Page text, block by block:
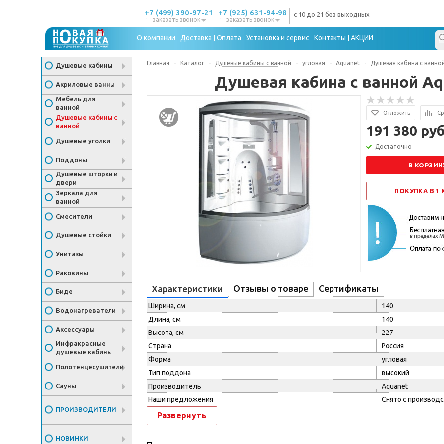
+7 (499) 390-97-21
заказать звонок
+7 (925) 631-94-98
заказать звонок
с 10 до 21 без выходных
О компании Доставка Оплата Установка и сервис Контакты АКЦИИ
Душевые кабины
Акриловые ванны
Мебель для
ванной
Душевые кабины с
ванной
Душевые уголки
Поддоны
Душевые шторки и
двери
Зеркала для
ванной
Смесители
Душевые стойки
Унитазы
Раковины
Биде
Водонагреватели
Аксессуары
Инфракрасные
душевые кабины
Полотенцесушители
Сауны
ПРОИЗВОДИТЕЛИ
НОВИНКИ
Главная - Каталог - Душевые кабины с ванной - угловая - Aquanet - Душевая кабина с
Душевая кабина с ванной
Отложить
191 380
Достаточно
В
ПОКУПКА В 1
Характеристики Отзывы о товаре Сертификаты
Ширина, см
140
Длина, см
140
Высота, см
227
Страна
Россия
Форма
угловая
Тип поддона
высокий
Производитель
Aquanet
Наши предложения
Снято с
Развернуть